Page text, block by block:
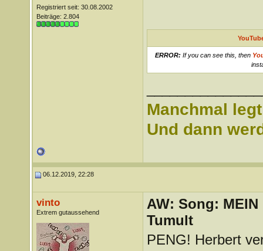
Registriert seit: 30.08.2002
Beiträge: 2.804
ERROR: If you can see this, then
Manchmal
Und dann
06.12.2019, 22:28
vinto
Extrem gutaussehend
AW: Song:
Tumult
PENG! Herbert